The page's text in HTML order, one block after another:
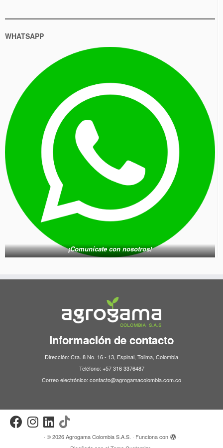
WHATSAPP
¡Comunícate con nosotros!
Información de contacto
Dirección: Cra. 8 No. 16 - 13, Espinal, Tolima, Colombia
Teléfono: +57 316 3376487
Correo electrónico: contacto@agrogamacolombia.com.co
· © 2026 Agrogama Colombia S.A.S. · Funciona con
·